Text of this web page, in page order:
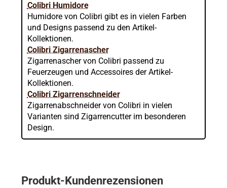
Colibri Humidore
Humidore von Colibri gibt es in vielen Farben
und Designs passend zu den Artikel-
Kollektionen.
Colibri Zigarrenascher
Zigarrenascher von Colibri passend zu
Feuerzeugen und Accessoires der Artikel-
Kollektionen.
Colibri Zigarrenschneider
Zigarrenabschneider von Colibri in vielen
Varianten sind Zigarrencutter im besonderen
Design.
Produkt-Kundenrezensionen